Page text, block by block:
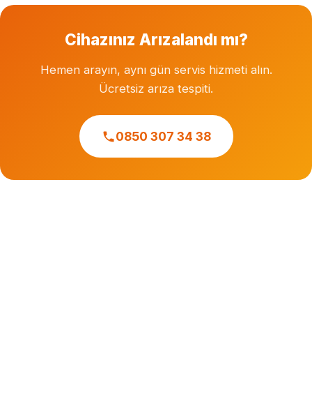
Cihazınız Arızalandı mı?
Hemen arayın, aynı gün servis hizmeti alın.
Ücretsiz arıza tespiti.
0850 307 34 38